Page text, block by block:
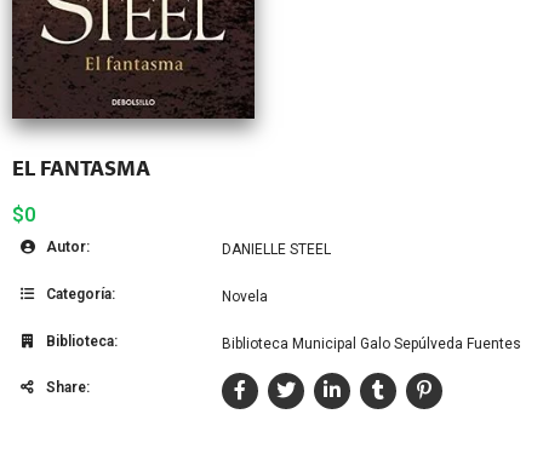
EL FANTASMA
$0
Autor: DANIELLE STEEL
Categoría: Novela
Biblioteca: Biblioteca Municipal Galo Sepúlveda Fuentes
Share: